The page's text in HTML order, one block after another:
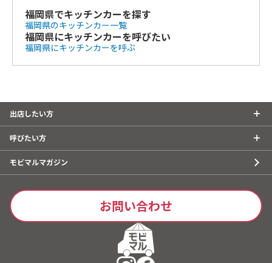
福岡県でキッチンカーを探す
福岡県のキッチンカー一覧
福岡県にキッチンカーを呼びたい
福岡県にキッチンカーを呼ぶ
出店したい方
呼びたい方
モビマルマガジン
お問い合わせ